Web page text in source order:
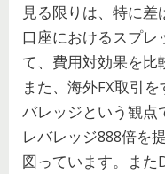
見る限りは、特に
口座におけるスプレ
て、費用対効果を比
また、海外FX取引
バレッジという観点
レバレッジ888倍を
図っています。また